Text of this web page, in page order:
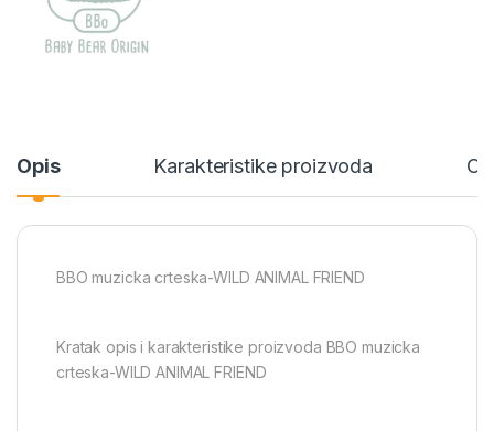
Opis Karakteristike proizvoda
BBO muzicka crteska-WILD ANIMAL FRIEND
Kratak opis i karakteristike proizvoda BBO muzicka
crteska-WILD ANIMAL FRIEND